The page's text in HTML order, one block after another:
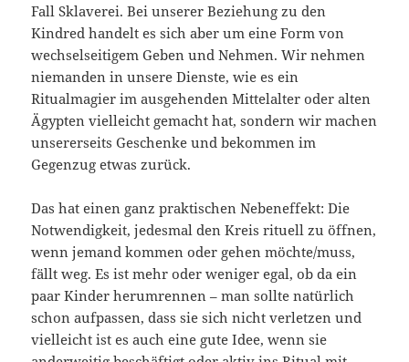
Fall Sklaverei. Bei unserer Beziehung zu den
Kindred handelt es sich aber um eine Form von
wechselseitigem Geben und Nehmen. Wir nehmen
niemanden in unsere Dienste, wie es ein
Ritualmagier im ausgehenden Mittelalter oder alten
Ägypten vielleicht gemacht hat, sondern wir machen
unsererseits Geschenke und bekommen im
Gegenzug etwas zurück.
Das hat einen ganz praktischen Nebeneffekt: Die
Notwendigkeit, jedesmal den Kreis rituell zu öffnen,
wenn jemand kommen oder gehen möchte/muss,
fällt weg. Es ist mehr oder weniger egal, ob da ein
paar Kinder herumrennen – man sollte natürlich
schon aufpassen, dass sie sich nicht verletzen und
vielleicht ist es auch eine gute Idee, wenn sie